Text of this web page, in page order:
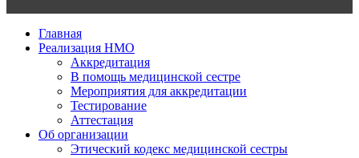
Главная
Реализация НМО
Аккредитация
В помощь медицинской сестре
Мероприятия для аккредитации
Тестирование
Аттестация
Об организации
Этический кодекс медицинской сестры